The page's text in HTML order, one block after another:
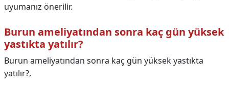
uyumanız önerilir.
Burun ameliyatından sonra kaç gün yüksek
yastıkta yatılır?
Burun ameliyatından sonra kaç gün yüksek yastıkta
yatılır?,